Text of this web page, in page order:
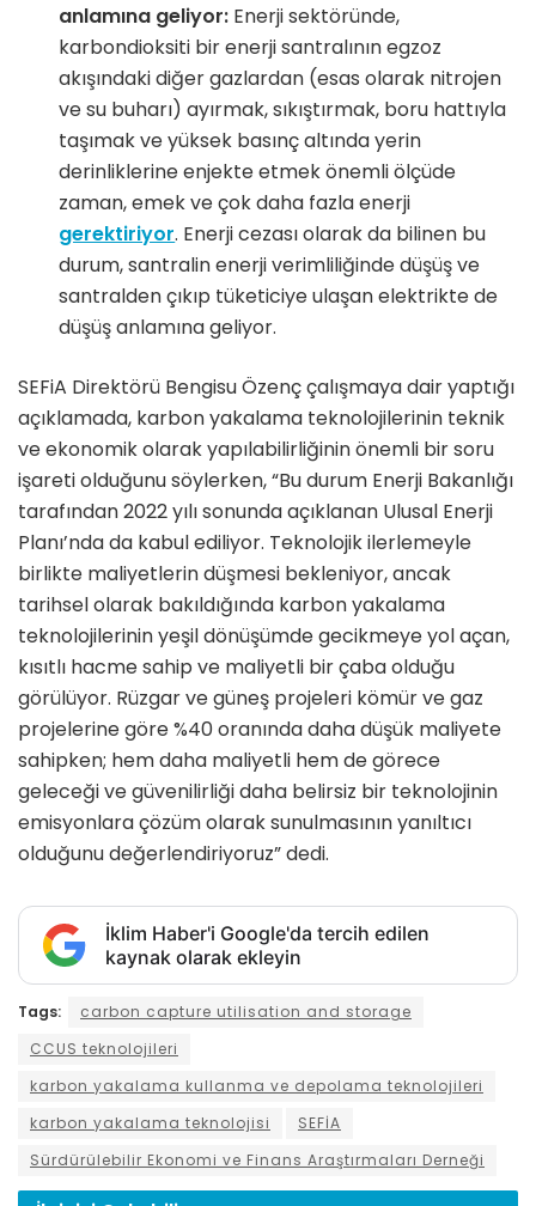
anlamına geliyor: Enerji sektöründe,
karbondioksiti bir enerji santralının egzoz
akışındaki diğer gazlardan (esas olarak nitrojen
ve su buharı) ayırmak, sıkıştırmak, boru hattıyla
taşımak ve yüksek basınç altında yerin
derinliklerine enjekte etmek önemli ölçüde
zaman, emek ve çok daha fazla enerji
gerektiriyor. Enerji cezası olarak da bilinen bu
durum, santralin enerji verimliliğinde düşüş ve
santralden çıkıp tüketiciye ulaşan elektrikte de
düşüş anlamına geliyor.
SEFiA Direktörü Bengisu Özenç çalışmaya dair yaptığı
açıklamada, karbon yakalama teknolojilerinin teknik
ve ekonomik olarak yapılabilirliğinin önemli bir soru
işareti olduğunu söylerken, “Bu durum Enerji Bakanlığı
tarafından 2022 yılı sonunda açıklanan Ulusal Enerji
Planı’nda da kabul ediliyor. Teknolojik ilerlemeyle
birlikte maliyetlerin düşmesi bekleniyor, ancak
tarihsel olarak bakıldığında karbon yakalama
teknolojilerinin yeşil dönüşümde gecikmeye yol açan,
kısıtlı hacme sahip ve maliyetli bir çaba olduğu
görülüyor. Rüzgar ve güneş projeleri kömür ve gaz
projelerine göre %40 oranında daha düşük maliyete
sahipken; hem daha maliyetli hem de görece
geleceği ve güvenilirliği daha belirsiz bir teknolojinin
emisyonlara çözüm olarak sunulmasının yanıltıcı
olduğunu değerlendiriyoruz” dedi.
İklim Haber'i Google'da tercih edilen
kaynak olarak ekleyin
Tags:
carbon capture utilisation and storage
CCUS teknolojileri
karbon yakalama kullanma ve depolama teknolojileri
karbon yakalama teknolojisi
SEFİA
Sürdürülebilir Ekonomi ve Finans Araştırmaları Derneği